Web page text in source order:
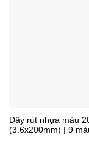
Dây rút nhựa màu
(3.6x200mm) | 9